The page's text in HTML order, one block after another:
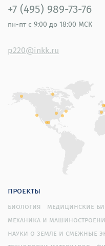
+7 (495) 989-73-76
пн-пт с 9:00 до 18:00 МСК
p220@inkk.ru
проекты
биология
медицинские
механика и
науки о земле и смежные